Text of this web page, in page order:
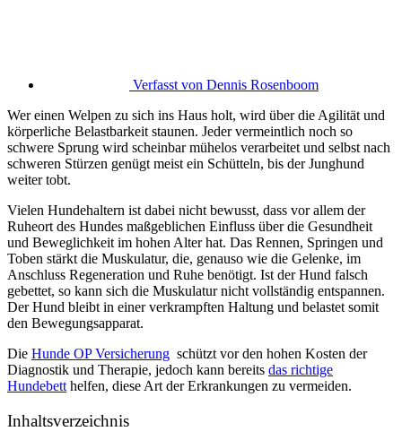
Verfasst von Dennis Rosenboom
Wer einen Welpen zu sich ins Haus holt, wird über die Agilität und
körperliche Belastbarkeit staunen. Jeder vermeintlich noch so
schwere Sprung wird scheinbar mühelos verarbeitet und selbst nach
schweren Stürzen genügt meist ein Schütteln, bis der Junghund
weiter tobt.
Vielen Hundehaltern ist dabei nicht bewusst, dass vor allem der
Ruheort des Hundes maßgeblichen Einfluss über die Gesundheit
und Beweglichkeit im hohen Alter hat. Das Rennen, Springen und
Toben stärkt die Muskulatur, die, genauso wie die Gelenke, im
Anschluss Regeneration und Ruhe benötigt. Ist der Hund falsch
gebettet, so kann sich die Muskulatur nicht vollständig entspannen.
Der Hund bleibt in einer verkrampften Haltung und belastet somit
den Bewegungsapparat.
Die Hunde OP Versicherung schützt vor den hohen Kosten der
Diagnostik und Therapie, jedoch kann bereits das richtige
Hundebett helfen, diese Art der Erkrankungen zu vermeiden.
Inhaltsverzeichnis